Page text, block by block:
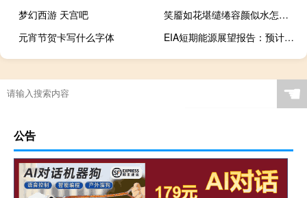
梦幻西游 天宫吧
笑靥如花堪缱绻容颜似水怎缠绵什么意思（笑靥如花堪缱绻）
元宵节贺卡写什么字体
EIA短期能源展望报告：预计2023年布伦特价格为84.09美元/桶此前预期为84.46美元/桶预计2024年布伦特价格为94.91美元/桶此前预期为88.22美元/桶
☚
公告